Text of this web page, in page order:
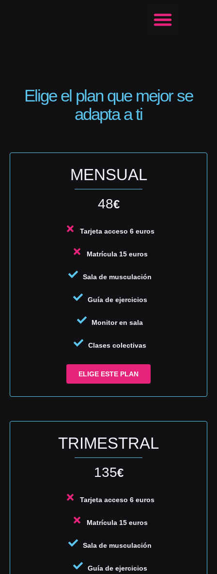
Elige el plan que mejor se
adapta a ti
MENSUAL
48€
Tarjeta acceso 6 euros
Matrícula 15 euros
Sala de musculación
Guía de ejercicios
Monitor en sala
Clases colectivas
ELIGE ESTE PLAN
TRIMESTRAL
135€
Tarjeta acceso 6 euros
Matrícula 15 euros
Sala de musculación
Guía de ejercicios